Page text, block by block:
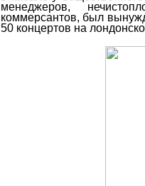
менеджеров,
коммерсантов, был
50 концертов на